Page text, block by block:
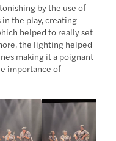
by the use of
the play, creating
helped to really set
the lighting helped
making it a poignant
importance of